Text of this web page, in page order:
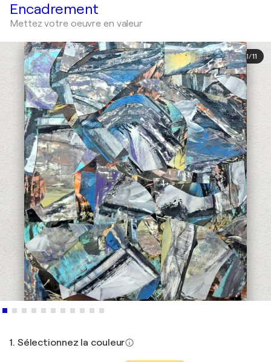
Encadrement
Mettez votre oeuvre en valeur
1/11
1. Sélectionnez la couleur